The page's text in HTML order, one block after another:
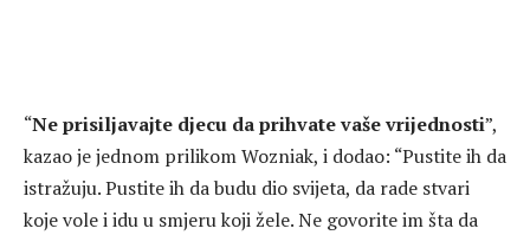
“Ne prisiljavajte djecu da prihvate vaše vrijednosti”,
kazao je jednom prilikom Wozniak, i dodao: “Pustite ih da
istražuju. Pustite ih da budu dio svijeta, da rade stvari
koje vole i idu u smjeru koji žele. Ne govorite im šta da